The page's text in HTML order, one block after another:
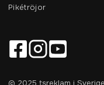
Pikétröjor
© 2025 tsreklam i